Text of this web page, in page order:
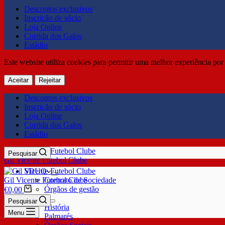
Descontos exclusivos
Inscrição de sócio
Loja Online
Corrida dos Galos
Estádio
Este website utiliza cookies para permitir uma melhor experiência
Aceitar Rejeitar
Descontos exclusivos
Inscrição de sócio
Loja Online
Corrida dos Galos
Estádio
Gil Vicente Futebol Clube
Pesquisar
SDUQ
Contrato de Sociedade
Órgãos de gestão
Clube
História
Palmarés
Gil Vicente Futebol Clube
€0,00
Pesquisar
Menu